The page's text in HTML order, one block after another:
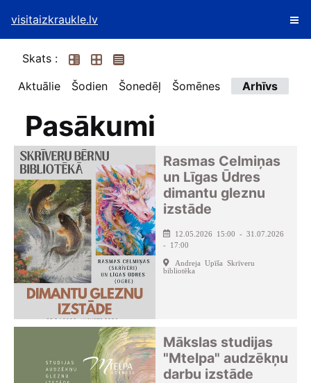
visitaizkraukle.lv
Skats :
Aktuālie
Šodien Šonedēļ Šomēnes Arhīvs
Pasākumi
Rasmas Celmiņas
un Līgas Ūdres
dimantu gleznu
izstāde
12.05.2026 15:00 - 31.07.2026
- 17:00
Andreja Upīša Skrīveru
bibliotēka
Mākslas studijas
"Mtelpa" audzēkņu
darbu izstāde